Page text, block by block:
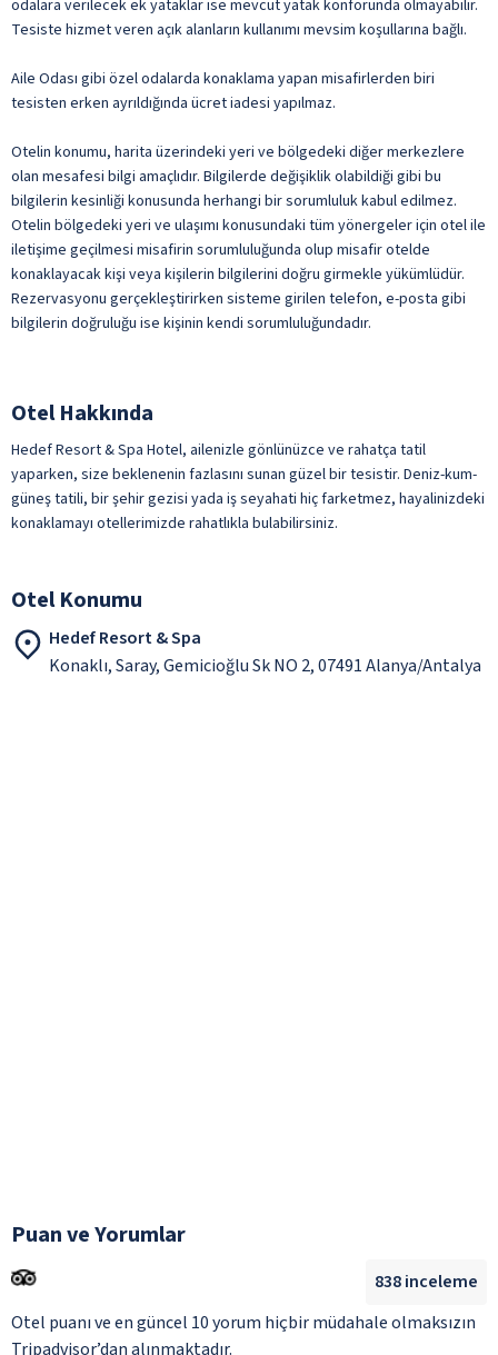
Voleybol
odalara verilecek ek yataklar ise mevcut yatak konforunda olmayabilir.
Tesiste hizmet veren açık alanların kullanımı mevsim koşullarına bağlı.
Aile Odası gibi özel odalarda konaklama yapan misafirlerden biri
tesisten erken ayrıldığında ücret iadesi yapılmaz.
Otelin konumu, harita üzerindeki yeri ve bölgedeki diğer merkezlere
olan mesafesi bilgi amaçlıdır. Bilgilerde değişiklik olabildiği gibi bu
bilgilerin kesinliği konusunda herhangi bir sorumluluk kabul edilmez.
Otelin bölgedeki yeri ve ulaşımı konusundaki tüm yönergeler için otel ile
iletişime geçilmesi misafirin sorumluluğunda olup misafir otelde
konaklayacak kişi veya kişilerin bilgilerini doğru girmekle yükümlüdür.
Rezervasyonu gerçekleştirirken sisteme girilen telefon, e-posta gibi
bilgilerin doğruluğu ise kişinin kendi sorumluluğundadır.
Otel Hakkında
Hedef Resort & Spa Hotel, ailenizle gönlünüzce ve rahatça tatil
yaparken, size beklenenin fazlasını sunan güzel bir tesistir. Deniz-kum-
güneş tatili, bir şehir gezisi yada iş seyahati hiç farketmez, hayalinizdeki
konaklamayı otellerimizde rahatlıkla bulabilirsiniz.
Otel Konumu
Hedef Resort & Spa
Konaklı, Saray, Gemicioğlu Sk NO 2, 07491 Alanya/Antalya
Puan ve Yorumlar
Otel puanı ve en güncel 10 yorum hiçbir müdahale olmaksızın
Tripadvisor’dan alınmaktadır.
838inceleme